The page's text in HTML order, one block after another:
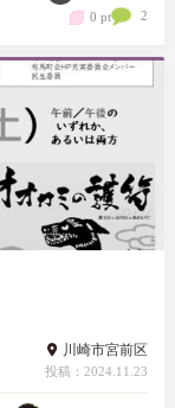
0 pt 2
川崎市宮前区
投稿：2024.11.23